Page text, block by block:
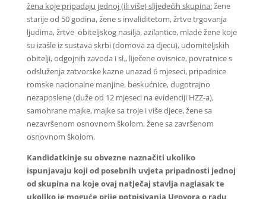
žena koje pripadaju jednoj (ili više) slijedećih skupina:žene
starije od 50 godina, žene s invaliditetom, žrtve trgovanja
ljudima, žrtve obiteljskog nasilja, azilantice, mlade žene koje
su izašle iz sustava skrbi (domova za djecu), udomiteljskih
obitelji, odgojnih zavoda i sl., liječene ovisnice, povratnice s
odsluženja zatvorske kazne unazad 6 mjeseci, pripadnice
romske nacionalne manjine, beskućnice, dugotrajno
nezaposlene (duže od 12 mjeseci na evidenciji HZZ-a),
samohrane majke, majke sa troje i više djece, žene sa
nezavršenom osnovnom školom, žene sa završenom
osnovnom školom.
Kandidatkinje su obvezne naznačiti ukoliko
ispunjavaju koji od posebnih uvjeta pripadnosti jednoj
od skupina na koje ovaj natječaj stavlja naglasak te
ukoliko je moguće prije potpisivanja Ugovora o radu